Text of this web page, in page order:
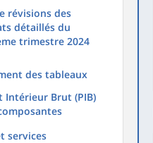
révisions des
détaillés du
trimestre 2024
des tableaux
Intérieur Brut (PIB)
services